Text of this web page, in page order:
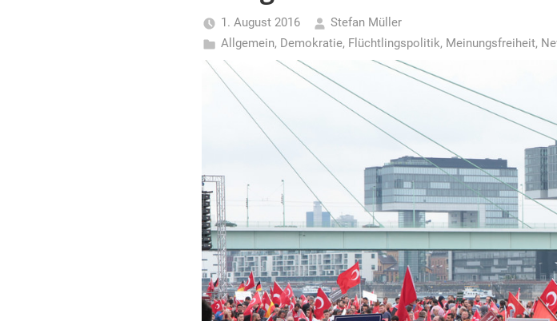
1. August 2016
Stefan Müller
Allgemein, Demokratie, Flüchtlingspolitik, Meinungsfreiheit,